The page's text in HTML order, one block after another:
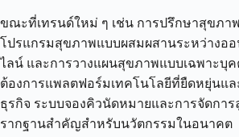
ขณะที่เทรนด์ใหม่ ๆ เช่น การปรึกษาสุขภา
โปรแกรมสุขภาพแบบผสมผสานระหว่างอ
ไลน์ และการวางแผนสุขภาพแบบเฉพาะบุ
ต้องการแพลตฟอร์มเทคโนโลยีที่ยืดหยุ่นแล
ธุรกิจ ระบบจองคิวนัดหมายและการจัดการ
รากฐานสำคัญสำหรับนวัตกรรมในอนาคต